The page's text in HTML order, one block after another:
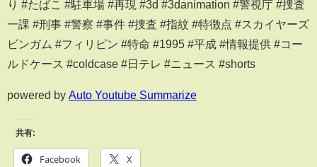
り #たばこ #駐車場 #再現 #3d #3danimation #警視庁 #捜査
一課 #刑事 #警察 #事件 #捜査 #指紋 #特徴点 #スカイヤーズ
ビンガム #フィリピン #特命 #1995 #平成 #情報提供 #コー
ルドケース #coldcase #日テレ #ニュース #shorts
powered by Auto Youtube Summarize
共有:
Facebook X